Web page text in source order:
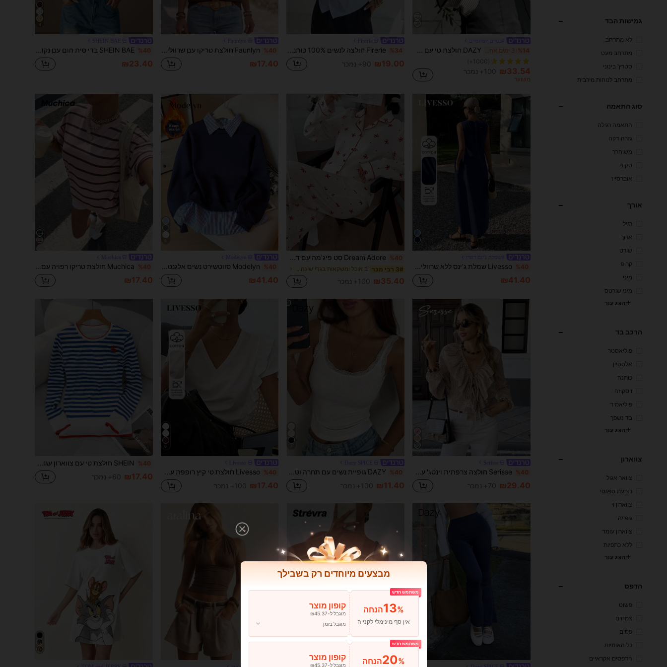
גמישות הבד
לא מתרחב
מתרחב מעט
סטרץ' בינוני
מתרחב לנוחות מירבית
סוג התאמה
התאמה רגילה
גזרה דקה
משוחרר
סקיני
אוברסייז
אורך
רגיל
ארוך
שורט
קרופ
מיני
מיני שורטס
הצג עור
הרכב בד
פוליאסטר
אלסטיין
כותנה
ויסקוזה
פוליאמיד
בד נשפך
הצג עור
צווארון
צוואר אגול
רצועת ספגטי
צווארון וי
גופייה
צווארון עומד
ללא כתפיות
הצג עור
הדפס
פשוט
צמחים
פסים
כל האותיות
הדפסים אקראיים
%14 3 ימים אחרונים
(1000+)
₪33.54 100+ נמכר
משוער
%34
₪19.00 90+ נמכר
%40
₪17.40
4
%40
₪23.40
%40
₪41.40
%40
3# רבי מכר ב אוכל ומשקאות בגדי שינה לנשים
₪35.40 100+ נמכר
%40
₪41.40
%40
₪17.40
%40
₪29.40 70+ נמכר
%40
₪11.40 100+ נמכר
6
%40
₪17.40 100+ נמכר
%40
₪17.40 60+ נמכר
מבצעים מיוחדים רק בשבילך
משתמש חדש
13%הנחה
אין סף מינימלי לקנייה
קופון מוצר
מוגבל ל-₪45.37
מוגבל בזמן
משתמש חדש
20%הנחה קופון מוצר
מוגבל ל-₪45.37